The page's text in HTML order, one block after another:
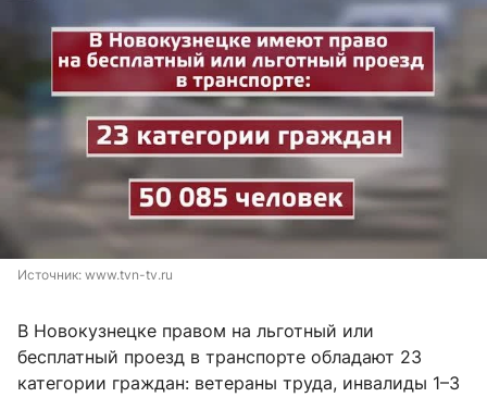
Источник: www.tvn-tv.ru
В Новокузнецке правом на льготный или
бесплатный проезд в транспорте обладают 23
категории граждан: ветераны труда, инвалиды 1–3